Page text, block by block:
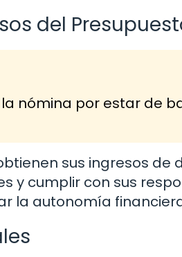
del
nómina por estar de
sus ingresos de
y cumplir con sus
la autonomía